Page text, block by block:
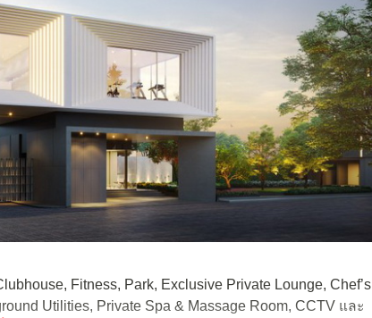
Fitness, Park, Exclusive Private Lounge, Chef’s
Utilities, Private Spa & Massage Room, CCTV และ